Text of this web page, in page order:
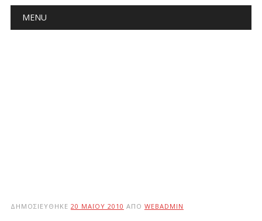
Main menu
MENU
ΔΗΜΟΣΙΕΎΘΗΚΕ 20 ΜΑΪ́ΟΥ 2010 ΑΠΌ WEBADMIN